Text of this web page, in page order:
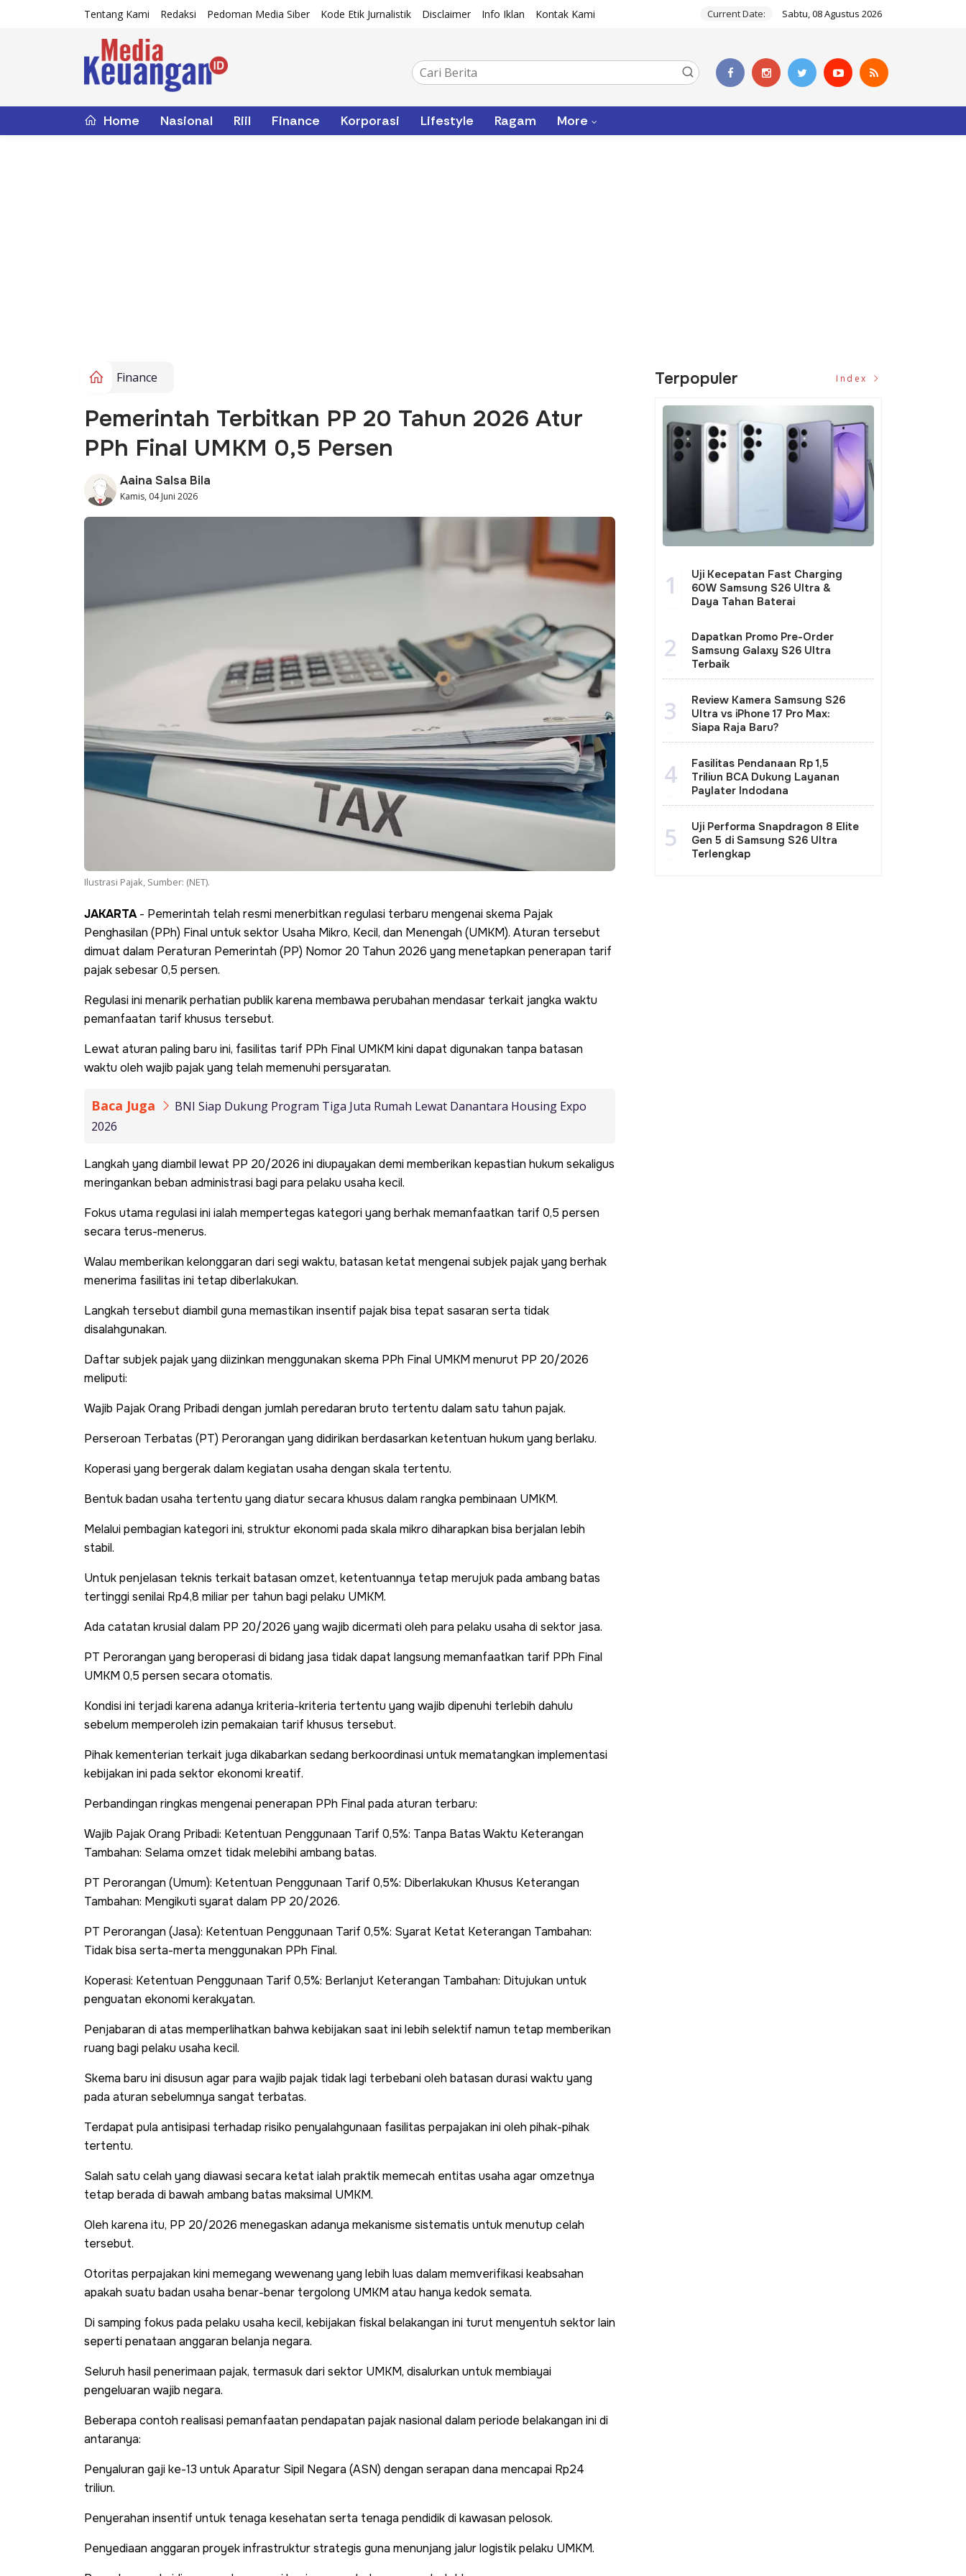
Tentang Kami Redaksi Pedoman Media Siber Kode Etik Jurnalistik Disclaimer Info Iklan Kontak Kami Current Date: Sabtu, 08 Agustus 2026
Home Nasional Riil Finance Korporasi Lifestyle Ragam More
Finance
Pemerintah Terbitkan PP 20 Tahun 2026 Atur
PPh Final UMKM 0,5 Persen
Aaina Salsa Bila
Kamis, 04 Juni 2026
Ilustrasi Pajak, Sumber: (NET).
JAKARTA- Pemerintah telah resmi menerbitkan regulasi terbaru mengenai skema Pajak
Penghasilan (PPh) Final untuk sektor Usaha Mikro, Kecil, dan Menengah (UMKM). Aturan tersebut
dimuat dalam Peraturan Pemerintah (PP) Nomor 20 Tahun 2026 yang menetapkan penerapan tarif
pajak sebesar 0,5 persen.
Regulasi ini menarik perhatian publik karena membawa perubahan mendasar terkait jangka waktu
pemanfaatan tarif khusus tersebut.
Lewat aturan paling baru ini, fasilitas tarif PPh Final UMKM kini dapat digunakan tanpa batasan
waktu oleh wajib pajak yang telah memenuhi persyaratan.
Baca Juga
BNI Siap Dukung Program Tiga Juta Rumah Lewat Danantara Housing Expo
2026
Langkah yang diambil lewat PP 20/2026 ini diupayakan demi memberikan kepastian hukum sekaligus
meringankan beban administrasi bagi para pelaku usaha kecil.
Fokus utama regulasi ini ialah mempertegas kategori yang berhak memanfaatkan tarif 0,5 persen
secara terus-menerus.
Walau memberikan kelonggaran dari segi waktu, batasan ketat mengenai subjek pajak yang berhak
menerima fasilitas ini tetap diberlakukan.
Langkah tersebut diambil guna memastikan insentif pajak bisa tepat sasaran serta tidak
disalahgunakan.
Daftar subjek pajak yang diizinkan menggunakan skema PPh Final UMKM menurut PP 20/2026
meliputi:
Wajib Pajak Orang Pribadi dengan jumlah peredaran bruto tertentu dalam satu tahun pajak.
Perseroan Terbatas (PT) Perorangan yang didirikan berdasarkan ketentuan hukum yang berlaku.
Koperasi yang bergerak dalam kegiatan usaha dengan skala tertentu.
Bentuk badan usaha tertentu yang diatur secara khusus dalam rangka pembinaan UMKM.
Melalui pembagian kategori ini, struktur ekonomi pada skala mikro diharapkan bisa berjalan lebih
stabil.
Untuk penjelasan teknis terkait batasan omzet, ketentuannya tetap merujuk pada ambang batas
tertinggi senilai Rp4,8 miliar per tahun bagi pelaku UMKM.
Ada catatan krusial dalam PP 20/2026 yang wajib dicermati oleh para pelaku usaha di sektor jasa.
PT Perorangan yang beroperasi di bidang jasa tidak dapat langsung memanfaatkan tarif PPh Final
UMKM 0,5 persen secara otomatis.
Kondisi ini terjadi karena adanya kriteria-kriteria tertentu yang wajib dipenuhi terlebih dahulu
sebelum memperoleh izin pemakaian tarif khusus tersebut.
Pihak kementerian terkait juga dikabarkan sedang berkoordinasi untuk mematangkan implementasi
kebijakan ini pada sektor ekonomi kreatif.
Perbandingan ringkas mengenai penerapan PPh Final pada aturan terbaru:
Wajib Pajak Orang Pribadi: Ketentuan Penggunaan Tarif 0,5%: Tanpa Batas Waktu Keterangan
Tambahan: Selama omzet tidak melebihi ambang batas.
PT Perorangan (Umum): Ketentuan Penggunaan Tarif 0,5%: Diberlakukan Khusus Keterangan
Tambahan: Mengikuti syarat dalam PP 20/2026.
PT Perorangan (Jasa): Ketentuan Penggunaan Tarif 0,5%: Syarat Ketat Keterangan Tambahan:
Tidak bisa serta-merta menggunakan PPh Final.
Koperasi: Ketentuan Penggunaan Tarif 0,5%: Berlanjut Keterangan Tambahan: Ditujukan untuk
penguatan ekonomi kerakyatan.
Penjabaran di atas memperlihatkan bahwa kebijakan saat ini lebih selektif namun tetap memberikan
ruang bagi pelaku usaha kecil.
Skema baru ini disusun agar para wajib pajak tidak lagi terbebani oleh batasan durasi waktu yang
pada aturan sebelumnya sangat terbatas.
Terdapat pula antisipasi terhadap risiko penyalahgunaan fasilitas perpajakan ini oleh pihak-pihak
tertentu.
Salah satu celah yang diawasi secara ketat ialah praktik memecah entitas usaha agar omzetnya
tetap berada di bawah ambang batas maksimal UMKM.
Oleh karena itu, PP 20/2026 menegaskan adanya mekanisme sistematis untuk menutup celah
tersebut.
Otoritas perpajakan kini memegang wewenang yang lebih luas dalam memverifikasi keabsahan
apakah suatu badan usaha benar-benar tergolong UMKM atau hanya kedok semata.
Di samping fokus pada pelaku usaha kecil, kebijakan fiskal belakangan ini turut menyentuh sektor lain
seperti penataan anggaran belanja negara.
Seluruh hasil penerimaan pajak, termasuk dari sektor UMKM, disalurkan untuk membiayai
pengeluaran wajib negara.
Beberapa contoh realisasi pemanfaatan pendapatan pajak nasional dalam periode belakangan ini di
antaranya:
Penyaluran gaji ke-13 untuk Aparatur Sipil Negara (ASN) dengan serapan dana mencapai Rp24
triliun.
Penyerahan insentif untuk tenaga kesehatan serta tenaga pendidik di kawasan pelosok.
Penyediaan anggaran proyek infrastruktur strategis guna menunjang jalur logistik pelaku UMKM.
Terpopuler Index
1
Uji Kecepatan Fast Charging
60W Samsung S26 Ultra &
Daya Tahan Baterai
2
Dapatkan Promo Pre-Order
Samsung Galaxy S26 Ultra
Terbaik
3
Review Kamera Samsung S26
Ultra vs iPhone 17 Pro Max:
Siapa Raja Baru?
4
Fasilitas Pendanaan Rp 1,5
Triliun BCA Dukung Layanan
Paylater Indodana
5
Uji Performa Snapdragon 8 Elite
Gen 5 di Samsung S26 Ultra
Terlengkap